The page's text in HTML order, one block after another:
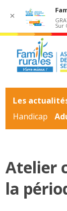
Les
Handicap
Atelier
la
✕
Sur